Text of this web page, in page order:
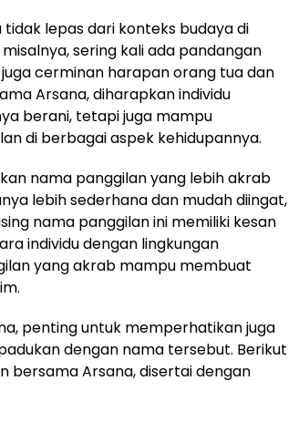
lepas dari konteks budaya di
sering kali ada pandangan
cerminan harapan orang tua dan
Arsana, diharapkan individu
berani, tetapi juga mampu
di berbagai aspek kehidupannya.
nama panggilan yang lebih akrab
lebih sederhana dan mudah diingat,
nama panggilan ini memiliki kesan
individu dengan lingkungan
yang akrab mampu membuat
penting untuk memperhatikan juga
dengan nama tersebut. Berikut
bersama Arsana, disertai dengan